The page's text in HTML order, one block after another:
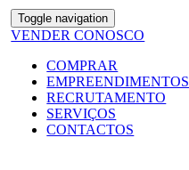
Toggle navigation
VENDER CONOSCO
COMPRAR
EMPREENDIMENTOS
RECRUTAMENTO
SERVIÇOS
CONTACTOS